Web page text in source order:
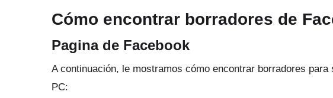
Cómo encontrar borradores de
Pagina de Facebook
A continuación, le mostramos cómo encontrar borradores
PC: